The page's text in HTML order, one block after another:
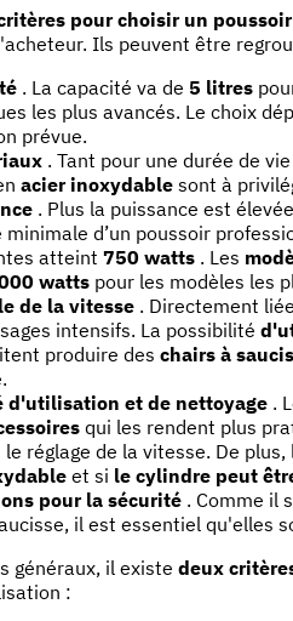
pour choisir un
Ils peuvent être
. La capacité va de 5 litres
les plus avancés. Le choix
prévue.
. Tant pour une durée de
acier inoxydablesont à
. Plus la puissance est
minimale d’un poussoir
atteint 750 watts. Les
wattspour les modèles les
de la vitesse. Directement
intensifs. La possibilité
produire des chairs à
d'utilisation et de nettoyage.
qui les rendent plus
réglage de la vitesse. De
et si le cylindre peut
pour la sécurité. Comme il
il est essentiel qu'elles
généraux, il existe deux
: